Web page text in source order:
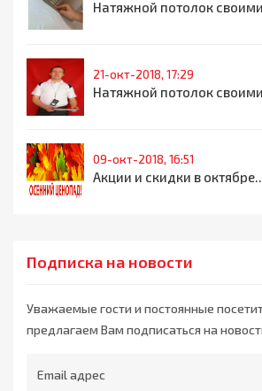
Натяжной потолок
21-окт-2018, 17:29
Натяжной потолок
09-окт-2018, 16:51
Акции и скидки в октябре..
Подписка на новости
Уважаемые гости и постоянные
предлагаем Вам подписаться на